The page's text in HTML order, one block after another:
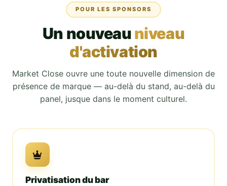
POUR LES SPONSORS
Un nouveauniveau
d'activation
Market Close ouvre une toute nouvelle dimension de
présence de marque — au-delà du stand, au-delà du
panel, jusque dans le moment culturel.
Privatisation du bar